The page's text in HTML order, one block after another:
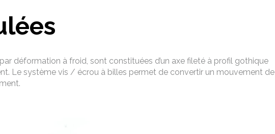
déformation à froid, sont constituées d’un axe fileté à profil gothique
Le système vis / écrou à billes permet de convertir un mouvement de